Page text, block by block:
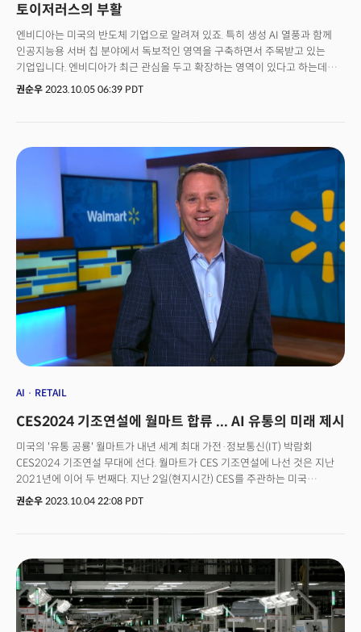
토이저러스의 부활
엔비디아는 미국의 반도체 기업으로 알려져 있죠. 특히 생성 AI 열풍과 함께
인공지능용 서버 칩 분야에서 독보적인 영역을 구축하면서 주목받고 있는
기업입니다. 엔비디아가 최근 관심을 두고 확장하는 영역이 있다고 하는데요.
바로 클라우드 서비스입니다. 최근 디인포메이션은 엔비디아가 클라우드 부문
마이크로소프트(MS), 오라클, 그리고 구글의 데이터센터에 있는 서버를
운영하기 때문에 엔비디아가 서버를 활용해 할 수 있는 작업이
제한적이었는데요. 디인포메이션은 사정을 잘 아는 관계자의 말을 인용해
"엔비디아가 클라우드 서비스를 강화하기 위해 자체 공간을 임대하는 방안을
모색하고 있다"라고 전했습니다. 👉 엔비디아의 롤모델은 애플? 엔비디아가
자체 데이터 센터 서버를 사용해 클라우드 서비스를 실행하게 된다면
엔비디아의 그래픽 처리장치 고객이기도 한 기존 클라우드 제공업체와
직접적인 경쟁을 벌이게 되는 셈인데요. 이런 변화는 AI 서버 하드웨어에서의
강력한 지배력을 바탕으로 새로운 수익원을 창출하는 동시에 칩 사용자와
직접적인 관계를 가져가려는 시도로 풀이됩니다. 이는 강력한 디바이스를
바탕으로 소프트웨어와 서비스 까지 장악하고 있는 애플의 전략과 오버랩
됩니다. 현재 대부분의 AI 개발자는 AWS나 MS와 같은 클라우드 서버
공급자를 통해 GPU에 대한 액세스 권한을 구매합니다. 그러나 DGX
클라우드는 클라우드 공급자의 GPU 서버 용도를 변경, 엔비디아가 이를
대응하기 위해 빅테크 기업들로 구성된 클라우드 제공업체들도 또 다른
엔비디아에 대한 의존도를 낮추기 위해 자체 AI칩을 개발해 도입하거나, 현재
개발 중에 있습니다. 클라우드 시장에서도 AI 등장에 따른 주도권을 쥐기 위한
경쟁이 치열하게 전개되고 있습니다.
권순우 2023.10.05 06:39 PDT
AI RETAIL
CES2024 기조연설에 월마트 합류 ... AI 유통의 미래 제시
미국의 '유통 공룡' 월마트가 내년 세계 최대 가전·정보통신(IT) 박람회
CES2024 기조연설 무대에 선다. 월마트가 CES 기조연설에 나선 것은 지난
2021년에 이어 두 번째다. 지난 2일(현지시간) CES를 주관하는 미국
소비자기술협회(Consumer Technology Association, CTA)에 따르면 더그
있는 '디지털 변혁'에 대해 소개할 예정이다. 월마트는 소매 혁신을 주도하면서
업계를 선도해 왔다. 현재 업계에서 널리 사용되고 있는 UPC 상품 바코드를
보급시키는 한편, 개인 위성 통신 시스템을 구축하는 등 발 빠른 기술 도입이
성공으로 이어지는 사례를 제시해 왔다.맥밀런은 CEO는 이날 기조연설에서
인간 중심, 그리고 기술 중심의 새 비전을 소개할 예정이다. 기술과 소매,
권순우 2023.10.04 22:08 PDT